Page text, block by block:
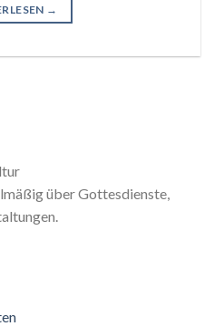
→
über Gottesdienste,